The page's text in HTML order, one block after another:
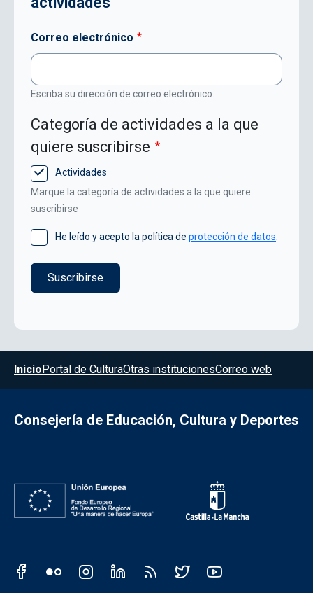
Correo electrónico
Escriba su dirección de correo electrónico.
Categoría de actividades a la que
quiere suscribirse
Actividades
Marque la categoría de actividades a la que quiere
suscribirse
He leído y acepto la política de protección de datos
Menú del pie
InicioPortal de CulturaOtras institucionesCorreo web
Consejería de Educación, Cultura y Deportes
Redes sociales JCCM